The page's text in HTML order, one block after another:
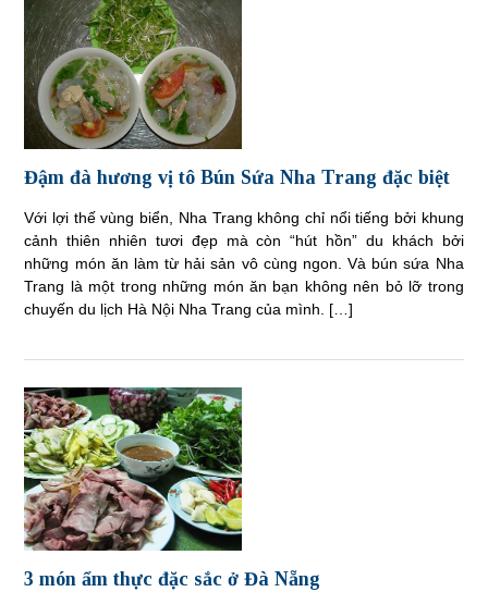
Đậm đà hương vị tô Bún Sứa Nha Trang đặc biệt
Với lợi thế vùng biển, Nha Trang không chỉ nổi tiếng bởi khung
cảnh thiên nhiên tươi đẹp mà còn “hút hồn” du khách bởi
những món ăn làm từ hải sản vô cùng ngon. Và bún sứa Nha
Trang là một trong những món ăn bạn không nên bỏ lỡ trong
chuyến du lịch Hà Nội Nha Trang của mình. […]
3 món ẩm thực đặc sắc ở Đà Nẵng